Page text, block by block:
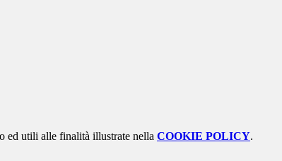
ed utili alle finalità illustrate nella COOKIE POLICY.